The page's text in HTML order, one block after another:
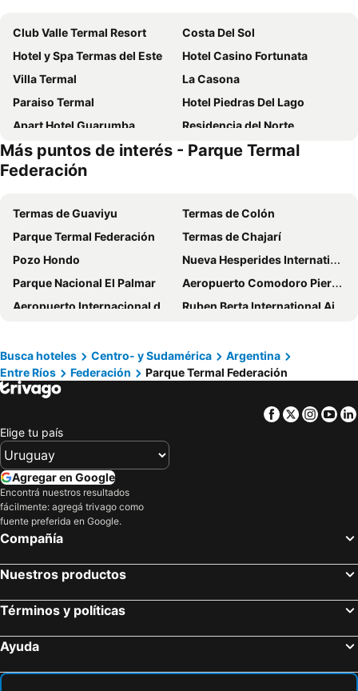
Club Valle Termal Resort
Costa Del Sol
Hotel y Spa Termas del Este
Hotel Casino Fortunata
Villa Termal
La Casona
Paraiso Termal
Hotel Piedras Del Lago
Apart Hotel Guarumba
Residencia del Norte
IRUPÉ APART HOTEL
BY DANIELS
La Glorieta
Más puntos de interés - Parque Termal
Federación
Termas de Guaviyu
Termas de Colón
Parque Termal Federación
Termas de Chajarí
Pozo Hondo
Nueva Hesperides International Airport
Parque Nacional El Palmar
Aeropuerto Comodoro Pierrestegui
Aeropuerto Internacional de Artigas
Ruben Berta International Airport
Aeropuerto Internacional de Paso de los Libres
Museo de las Culturas Aborígenes Yuchán
Palacio San Jose
Cantão
Busca hoteles Centro- y Sudamérica
Argentina
Entre Ríos
Federación Parque Termal Federación
Facebook
Twitter
Elige tu país
Agregar en Google
Encontrá nuestros resultados
fácilmente: agregá trivago como
fuente preferida en Google.
Compañía
Nuestros productos
Términos y políticas
Ayuda